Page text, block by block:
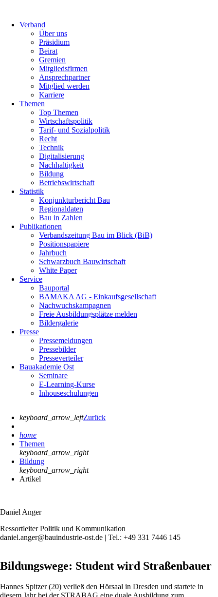
Verband
Über uns
Präsidium
Beirat
Gremien
Mitgliedsfirmen
Ansprechpartner
Mitglied werden
Karriere
Themen
Top Themen
Wirtschaftspolitik
Tarif- und Sozialpolitik
Recht
Technik
Digitalisierung
Nachhaltigkeit
Bildung
Betriebswirtschaft
Statistik
Konjunkturbericht Bau
Regionaldaten
Bau in Zahlen
Publikationen
Verbandszeitung Bau im Blick (BiB)
Positionspapiere
Jahrbuch
Schwarzbuch Bauwirtschaft
White Paper
Service
Bauportal
BAMAKA AG - Einkaufsgesellschaft
Nachwuchskampagnen
Freie Ausbildungsplätze melden
Bildergalerie
Presse
Pressemeldungen
Pressebilder
Presseverteiler
Bauakademie Ost
Seminare
E-Learning-Kurse
Inhouseschulungen
keyboard_arrow_leftZurück
home
Themen
keyboard_arrow_right
Bildung
keyboard_arrow_right
Artikel
Daniel Anger
Ressortleiter Politik und Kommunikation
daniel.anger@bauindustrie-ost.de | Tel.: +49 331 7446 145
Bildungswege: Student wird Straßenbauer
Hannes Spitzer (20) verließ den Hörsaal in Dresden und startete in
diesem Jahr bei der STRABAG eine duale Ausbildung zum